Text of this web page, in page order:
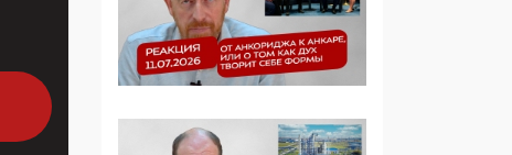
Роскомнадзор
освободили от борца с
деструктивным и
опасным контентом
07:39, 25 Мая 2026